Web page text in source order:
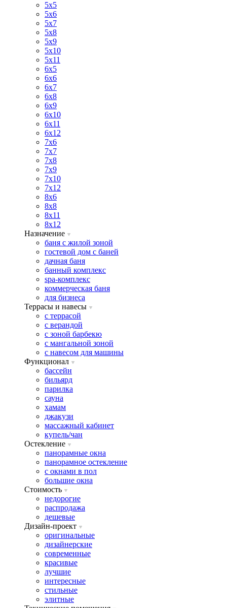
5х5
5х6
5х7
5х8
5х9
5х10
5х11
6х5
6х6
6х7
6х8
6х9
6х10
6х11
6х12
7х6
7х7
7х8
7х9
7х10
7х12
8х6
8х8
8х11
8х12
Назначение
баня с жилой зоной
гостевой дом с баней
дачная баня
банный комплекс
spa-комплекс
коммерческая баня
для бизнеса
Террасы и навесы
с террасой
с верандой
с зоной барбекю
с мангальной зоной
с навесом для машины
Функционал
бассейн
бильярд
парилка
сауна
хамам
джакузи
массажный кабинет
купель/чан
Остекление
панорамные окна
панорамное остекление
с окнами в пол
большие окна
Стоимость
недорогие
распродажа
дешевые
Дизайн-проект
оригинальные
дизайнерские
современные
красивые
лучшие
интересные
стильные
элитные